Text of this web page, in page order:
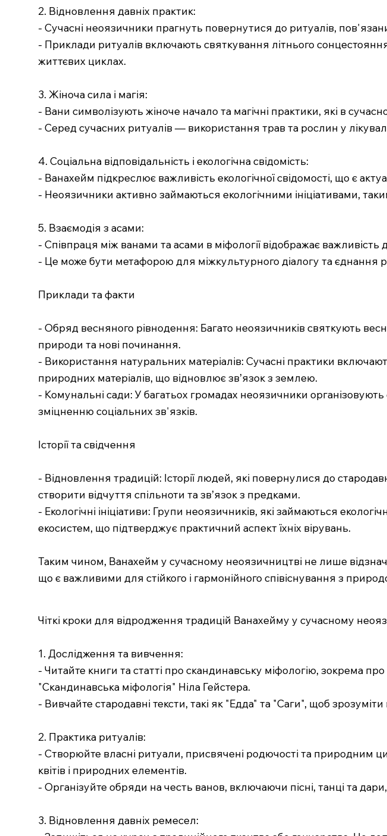
2. Відновлення давніх практик:
- Сучасні неоязичники прагнуть повернутися до ритуалів,
- Приклади ритуалів включають святкування літнього
життєвих циклах.
3. Жіноча сила і магія:
- Вани символізують жіноче начало та магічні практики, які в
- Серед сучасних ритуалів — використання трав та рослин у
4. Соціальна відповідальність і екологічна свідомість:
- Ванахейм підкреслює важливість екологічної свідомості, що є
- Неоязичники активно займаються екологічними ініціативами,
5. Взаємодія з асами:
- Співпраця між ванами та асами в міфології відображає важливість
- Це може бути метафорою для міжкультурного діалогу та єднання
Приклади та факти
- Обряд весняного рівнодення: Багато неоязичників святкують
природи та нові починання.
- Використання натуральних матеріалів: Сучасні практики
природних матеріалів, що відновлює зв’язок з землею.
- Комунальні сади: У багатьох громадах неоязичники
зміцненню соціальних зв'язків.
Історії та свідчення
- Відновлення традицій: Історії людей, які повернулися до
створити відчуття спільноти та зв’язок з предками.
- Екологічні ініціативи: Групи неоязичників, які займаються
екосистем, що підтверджує практичний аспект їхніх вірувань.
Таким чином, Ванахейм у сучасному неоязичництві не лише
що є важливими для стійкого і гармонійного співіснування з
Чіткі кроки для відродження традицій Ванахейму у сучасному
1. Дослідження та вивчення:
- Читайте книги та статті про скандинавську міфологію, зокрема
"Скандинавська міфологія" Ніла Гейстера.
- Вивчайте стародавні тексти, такі як "Едда" та "Саги", щоб зрозуміти
2. Практика ритуалів:
- Створюйте власні ритуали, присвячені родючості та природним
квітів і природних елементів.
- Організуйте обряди на честь ванов, включаючи пісні, танці та
3. Відновлення давніх ремесел: